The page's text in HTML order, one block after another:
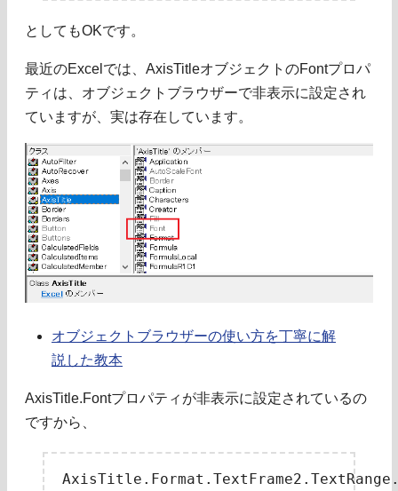
としてもOKです。
最近のExcelでは、AxisTitleオブジェクトのFontプロパ
ティは、オブジェクトブラウザーで非表示に設定され
ていますが、実は存在しています。
オブジェクトブラウザーの使い方を丁寧に解
説した教本
AxisTitle.Fontプロパティが非表示に設定されているの
ですから、